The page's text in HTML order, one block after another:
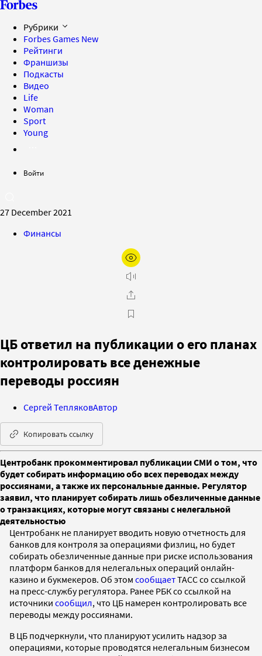
Рубрики
Forbes Games New
Рейтинги
Франшизы
Подкасты
Видео
Life
Woman
Sport
Young
Войти
27 December 2021
Финансы
ЦБ ответил на публикации о его планах
контролировать все денежные
переводы россиян
Сергей ТепляковАвтор
Копировать ссылку
Центробанк прокомментировал публикации СМИ о том, что
будет собирать информацию обо всех переводах между
россиянами, а также их персональные данные. Регулятор
заявил, что планирует собирать лишь обезличенные данные
о транзакциях, которые могут связаны с нелегальной
деятельностью
Центробанк не планирует вводить новую отчетность для
банков для контроля за операциями физлиц, но будет
собирать обезличенные данные при риске использования
платформ банков для нелегальных операций онлайн-
казино и букмекеров. Об этом сообщаетТАСС со ссылкой
на пресс-службу регулятора. Ранее РБК со ссылкой на
источники сообщил, что ЦБ намерен контролировать все
переводы между россиянами.
В ЦБ подчеркнули, что планируют усилить надзор за
операциями, которые проводятся нелегальным бизнесом